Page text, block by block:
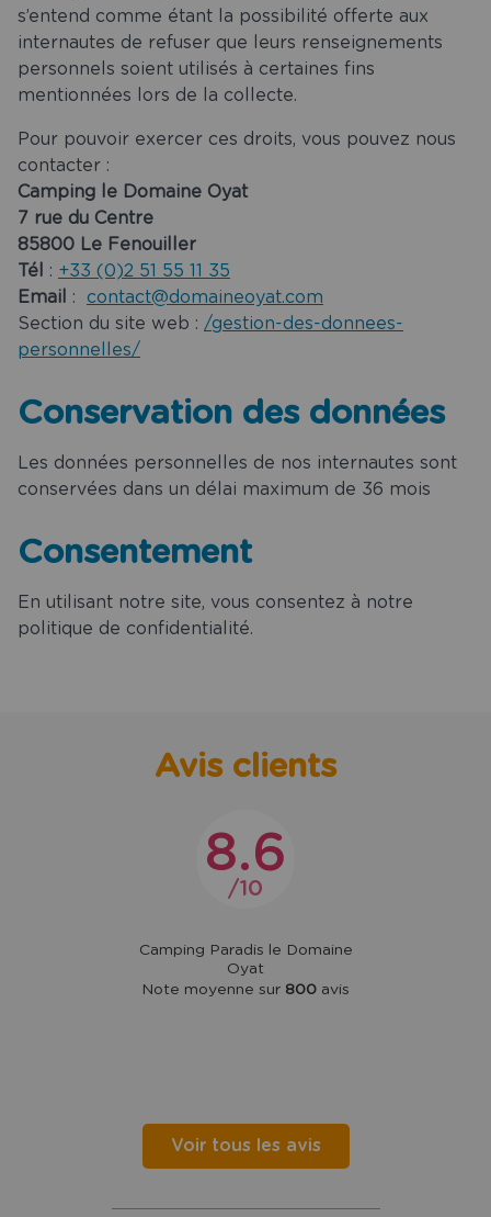
s’entend comme étant la possibilité offerte aux
internautes de refuser que leurs renseignements
personnels soient utilisés à certaines fins
mentionnées lors de la collecte.
Pour pouvoir exercer ces droits, vous pouvez nous
contacter :
Camping le Domaine Oyat
7 rue du Centre
85800 Le Fenouiller
Tél
: +33 (0)2 51 55 11 35
Email
: contact@domaineoyat.com
Section du site web : /gestion-des-donnees-
personnelles/
Conservation des données
Les données personnelles de nos internautes sont
conservées dans un délai maximum de 36 mois
Consentement
En utilisant notre site, vous consentez à notre
politique de confidentialité.
Avis clients
8.6
10
Camping Paradis le Domaine
Oyat
Note moyenne sur 800 avis
Voir tous les avis